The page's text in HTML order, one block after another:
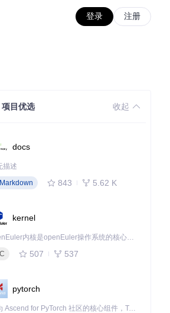
登录 注册
项目优选 收起
docs
描述
Markdown
843 5.62 K
kernel
openEuler内核是openEuler操作系统的核心，既是系统性能与稳定性的基石，也是连接处理器、设备与服务的桥梁。
C
507 537
pytorch
作为 Ascend for PyTorch 社区的核心组件，TorchNPU 是昇腾专为 PyTorch 打造的深度学习适配插件，使 PyTorch 框架能够直接调用昇腾 NPU，为开发者提供昇腾 AI 处理器的超强算力。